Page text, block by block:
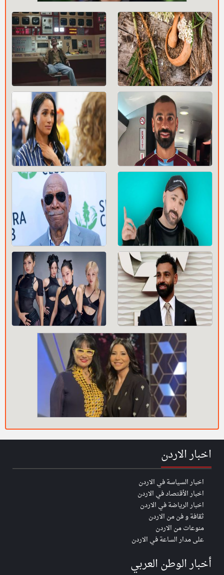
اخبار الاردن
اخبار السياسة في الاردن
اخبار الأقتصاد في الاردن
اخبار الرياضة في الاردن
ثقافة و فن من الاردن
منوعات من الاردن
على مدار الساعة في الاردن
أخبار الوطن العربي